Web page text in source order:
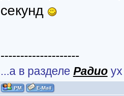
секунд
--------------------
...а в разделе Радиоух